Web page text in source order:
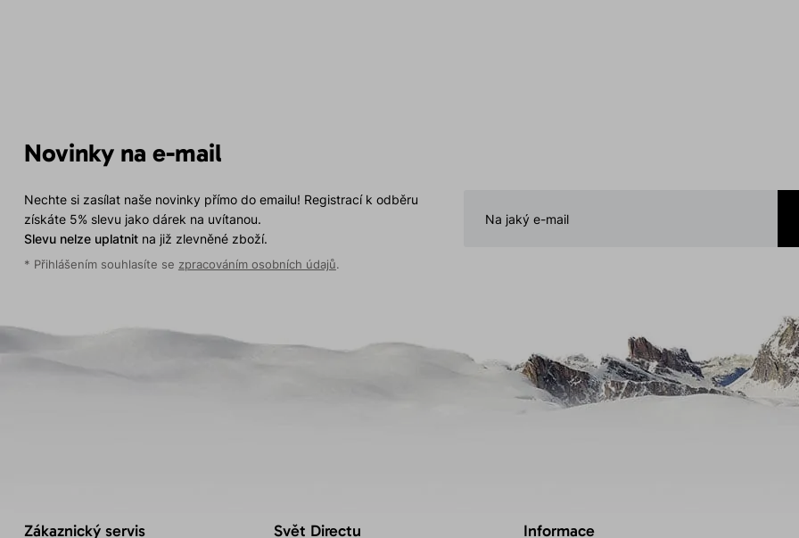
Novinky na e-mail
Nechte si zasílat naše novinky přímo do emailu! Registrací k odběru
získáte 5% slevu jako dárek na uvítanou.
Slevu nelze uplatnitna již zlevněné zboží.
* Přihlášením souhlasíte se zpracováním osobních údajů.
Zákaznický servis Svět Directu Informace